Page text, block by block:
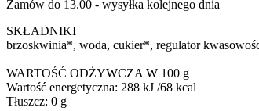
Zamów do 13.00 - wysyłka kolejnego dnia
SKŁADNIKI
brzoskwinia*, woda, cukier*, regulator
WARTOŚĆ ODŻYWCZA W 100 g
Wartość energetyczna: 288 kJ /68 kcal
Tłuszcz: 0 g